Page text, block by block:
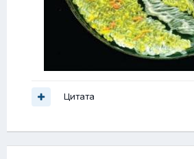
Цитата